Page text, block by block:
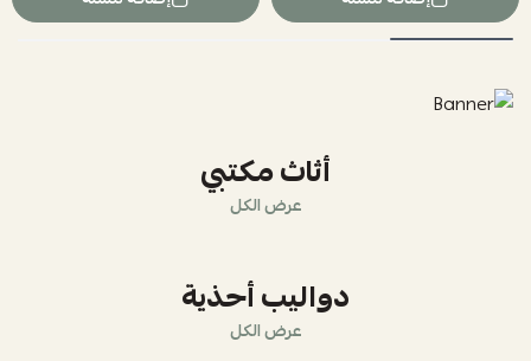
أثاث مكتبي
عرض الكل
دواليب أحذية
عرض الكل